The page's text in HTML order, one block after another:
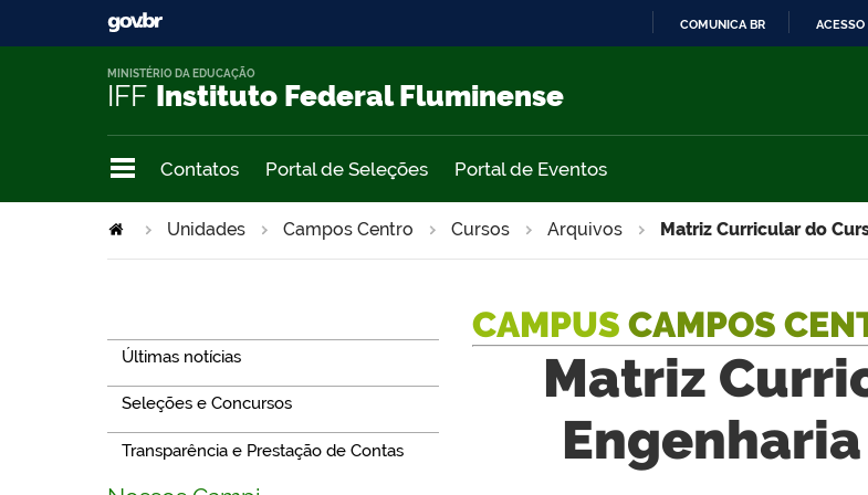
COMUNICA BR
IFF Instituto Federal Fluminense
MINISTÉRIO DA EDUCAÇÃO
Contatos Portal de Seleções Portal de Eventos
Unidades Campos Centro Cursos Arquivos Matriz Curricular do
Últimas notícias
Seleções e Concursos
Transparência e Prestação de Contas
CAMPUS CAMPOS
Matriz